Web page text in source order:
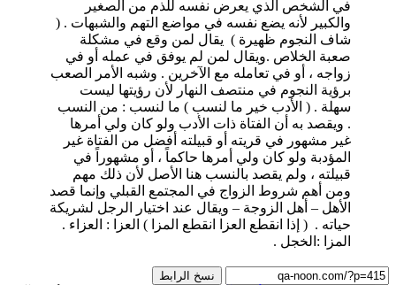
في الشخص الذي يعرض نفسه للذم من الصغير
والكبير لأنه يضع نفسه في مواضع التهم والشبهات . (
شاف النجوم ظهيرة ) يقال لمن وقع في مشكلة
صعبة الخلاص .ويقال لمن لم يوفق في عمله أو في
زواجه ، أو في تعامله مع الآخرين . وشبه الأمر الصعب
برؤية النجوم في منتصف النهار لأن رؤيتها ليست
سهلة . ( الأدب خير ما لنسب ) ما لنسب : من النسب
. ويقصد به أن الفتاة ذات الأدب ولو كان ولي أمرها
غير مشهور في قريته أو قبيلته أفضل من الفتاة غير
المؤدبة ولو كان ولي أمرها حاكماً ، أو مشهوراً في
قبيلته ، ولم يقصد بالنسب هنا الأصل لأن ذلك مهم
ومن أهم شروط الزواج في المجتمع القبلي وإنما قصد
الأهل – أهل الزوجة – ويقال عند اختيار الرجل لشريكة
حياته . ( إذا انقطع العزا انقطع المزا ) العزا : العزاء .
المزا :الخجل .
نسخ الرابط